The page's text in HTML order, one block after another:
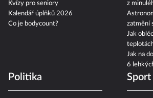
Kvízy pro seniory
Kalendář úplňků 2026
Co je bodycount?
z
zatmění
Jak
Jak na
6
Politika